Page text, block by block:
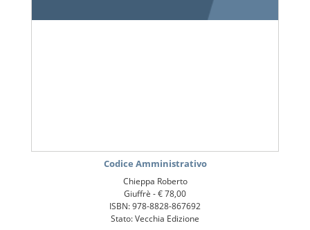
Codice Amministrativo
Chieppa Roberto
Giuffrè -€ 78,00
ISBN: 978-8828-867692
Stato: Vecchia Edizione